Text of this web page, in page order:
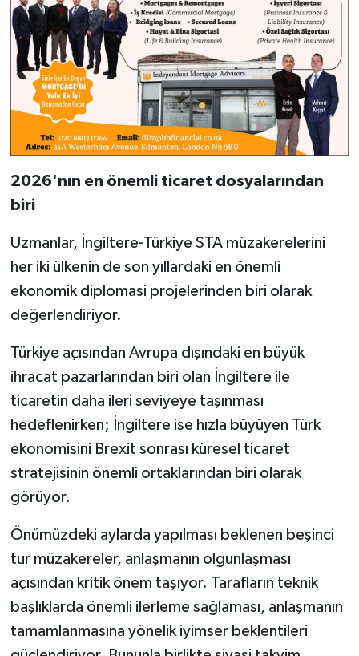
2026'nın en önemli ticaret dosyalarından
biri
Uzmanlar, İngiltere-Türkiye STA müzakerelerini
her iki ülkenin de son yıllardaki en önemli
ekonomik diplomasi projelerinden biri olarak
değerlendiriyor.
Türkiye açısından Avrupa dışındaki en büyük
ihracat pazarlarından biri olan İngiltere ile
ticaretin daha ileri seviyeye taşınması
hedeflenirken; İngiltere ise hızla büyüyen Türk
ekonomisini Brexit sonrası küresel ticaret
stratejisinin önemli ortaklarından biri olarak
görüyor.
Önümüzdeki aylarda yapılması beklenen beşinci
tur müzakereler, anlaşmanın olgunlaşması
açısından kritik önem taşıyor. Tarafların teknik
başlıklarda önemli ilerleme sağlaması, anlaşmanın
tamamlanmasına yönelik iyimser beklentileri